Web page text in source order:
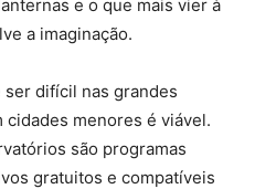
e o que mais vier à
a imaginação.
ser difícil nas grandes
cidades menores é viável.
são programas
gratuitos e compatíveis